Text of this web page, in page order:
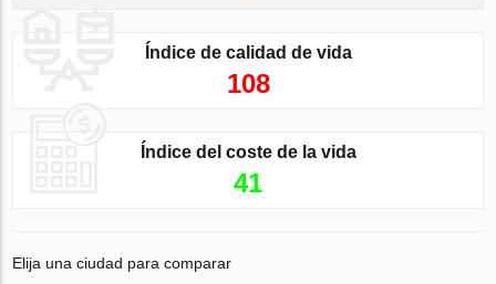
Índice de calidad de vida
108
Índice del coste de la vida
41
Elija una ciudad para comparar